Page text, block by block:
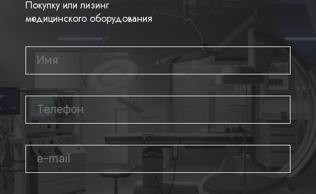
специально для использования с ирригатором ProPulse.
Предназначен для всего ассортимента по уходу за
ушами из серии ProPulse;
Предотвращает повреждение во время
транспортировки ирригатора ProPulse;
Идеально подходит для посещения по месту
жительства.
Налобный осветитель ProPulse Head Lamp
Покупку или лизинг
медицинского оборудования